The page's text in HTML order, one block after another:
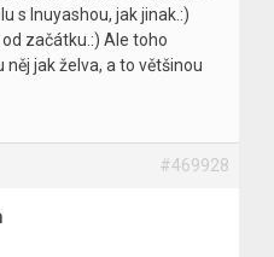
s Inuyashou, jak jinak.:)
od začátku.:) Ale toho
něj jak želva, a to většinou
#469928